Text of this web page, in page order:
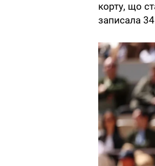
корту, що
записала